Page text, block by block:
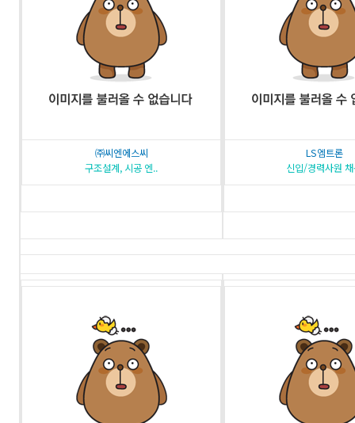
㈜씨엔에스씨
구조설계, 시공 엔..
LS엠트론
신입/경력사원